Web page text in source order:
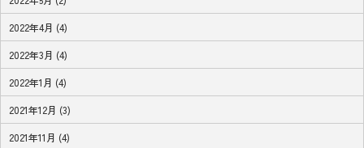
2022年4月 (4)
2022年3月 (4)
2022年1月 (4)
2021年12月 (3)
2021年11月 (4)